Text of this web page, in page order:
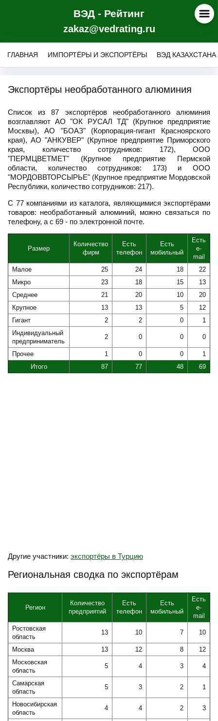
ВЭД - Рейтинг
zakaz@vedrating.ru
ГЛАВНАЯ ИМПОРТЁРЫ И ЭКСПОРТЁРЫ ВЭД КАЗАХСТАНА
Экспортёры необработанного алюминия
Список из 87 экспортёров необработанного алюминия
возглавляют АО "ОК РУСАЛ ТД" (Крупное предприятие
Москвы), АО "БОАЗ" (Корпорация-гигант Красноярского
края), АО "АНКУВЕР" (Крупное предприятие Приморского
края, количество сотрудников: 172), ООО
"ПЕРМЦВЕТМЕТ" (Крупное предприятие Пермской
области, количество сотрудников: 173) и ООО
"МОРДОВВТОРСЫРЬЕ" (Крупное предприятие Мордовской
Республики, количество сотрудников: 217).
С 77 компаниями из каталога, являющимися экспортёрами
товаров: необработанный алюминий, можно связаться по
телефону, а с 69 - по электронной почте.
Размер
Количество
фирм
Есть
телефон
Есть
мобильный
Есть
e-
mail
Малое
25 24 18
22
Микро
23 18 15
13
Среднее
21 20 10
20
Крупное
13 13 5
12
Гигант
2 2 0
1
Индивидуальный
предприниматель
2 0 0 0
Прочее 1 0 0
1
Итого
87 77 48 69
Другие участники: экспортёры в Турцию
Региональная сводка по экспортёрам
Регион
Количество
предприятий
Есть
телефон
Есть
мобильный
Есть
e-
mail
Ростовская
область
13 10 7 10
Москва 13 12 8
12
Московская
область
5 4 3 4
Самарская
область
5 3 2 1
Новосибирская
область
4 4 2 3